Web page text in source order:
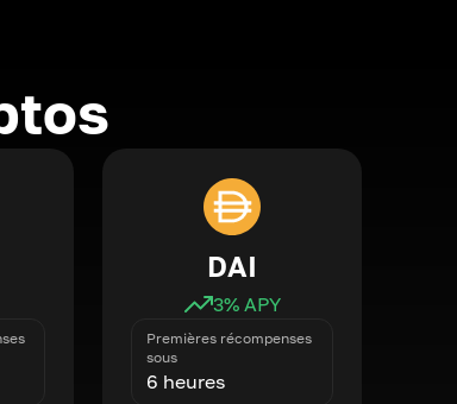
DAI
3% APY
Premières récompenses
sous
6 heures